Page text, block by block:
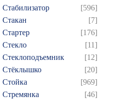
Стабилизатор
[596]
Стакан
[7]
Стартер
[176]
Стекло
[11]
Стеклоподъемник
[12]
Стёклышко
[20]
Стойка
[969]
Стремянка
[46]